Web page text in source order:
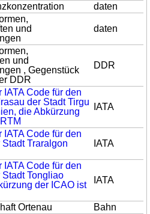
daten
und
daten
und
, Gegenstück
DDR
DDR
IATA Code für den
der Stadt Tirgu
die Abkürzung
IATA
IATA Code für den
Traralgon
IATA
IATA Code für den
Tongliao
der ICAO ist
IATA
Ortenau Bahn